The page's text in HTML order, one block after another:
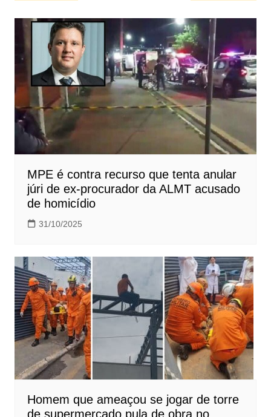
Post
MPE é contra recurso que tenta anular
júri de ex-procurador da ALMT acusado
de homicídio
31/10/2025
Homem que ameaçou se jogar de torre
de supermercado pula de obra no